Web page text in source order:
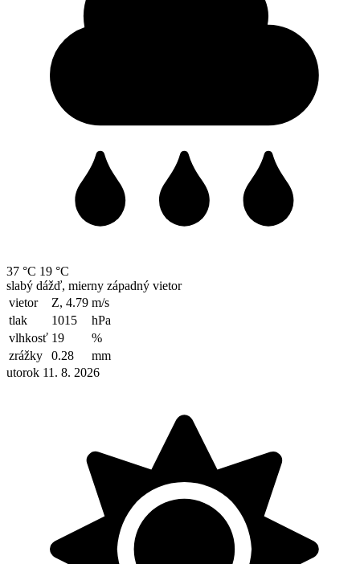
37 °C 19 °C
slabý dážď, mierny západný vietor
vietor
Z, 4.79 m/s
tlak
1015
hPa
vlhkosť 19
%
zrážky
0.28
mm
utorok 11. 8. 2026